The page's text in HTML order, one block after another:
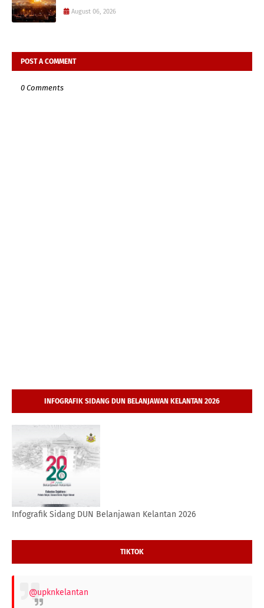
August 06, 2026
POST A COMMENT
0 Comments
INFOGRAFIK SIDANG DUN BELANJAWAN KELANTAN 2026
Infografik Sidang DUN Belanjawan Kelantan 2026
TIKTOK
@upknkelantan